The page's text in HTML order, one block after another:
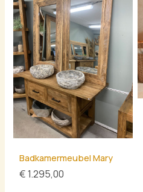
Badkamermeubel Mary
€1.295,00